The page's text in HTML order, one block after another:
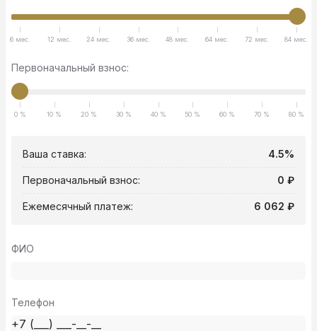
6 мес. 12 мес. 24 мес. 36 мес. 48 мес. 64 мес. 72 мес. 84 мес.
Первоначальный взнос:
0 % 10 % 20 % 30 % 40 % 50 % 60 % 70 % 80 %
Ваша ставка: 4.5%
Первоначальный взнос: 0 ₽
Ежемесячный платеж: 6 062 ₽
ФИО
Телефон